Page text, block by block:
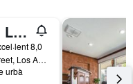
Freehand Los Angeles
8,0
416 West 8th Street, Los Angeles, CA, Estats Units
urbà